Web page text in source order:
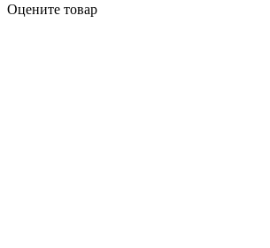
Оцените товар